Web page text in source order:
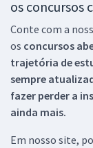
os concursos
Conte com a
os concursos
trajetória de
sempre
fazer perder a
ainda mais.
Em nosso site,